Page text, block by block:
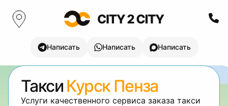
Написать Написать Написать
Такси Курск Пенза
Услуги качественного сервиса заказа такси